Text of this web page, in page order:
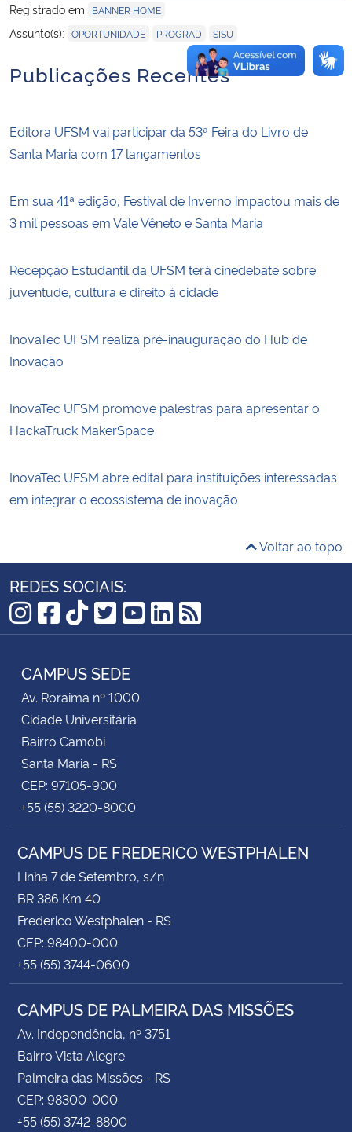
Registrado em
BANNER HOME
Assunto(s): OPORTUNIDADE PROGRAD SISU
Publicações Recentes
Editora UFSM vai participar da 53ª Feira do Livro de
Santa Maria com 17 lançamentos
Em sua 41ª edição, Festival de Inverno impactou mais de
3 mil pessoas em Vale Vêneto e Santa Maria
Recepção Estudantil da UFSM terá cinedebate sobre
juventude, cultura e direito à cidade
InovaTec UFSM realiza pré-inauguração do Hub de
Inovação
InovaTec UFSM promove palestras para apresentar o
HackaTruck MakerSpace
InovaTec UFSM abre edital para instituições interessadas
em integrar o ecossistema de inovação
Voltar ao topo
REDES SOCIAIS:
Instagram
Facebook
TikTok
Twitter
YouTube
LinkedIn
RSS
CAMPUS SEDE
Av. Roraima nº 1000
Cidade Universitária
Bairro Camobi
Santa Maria - RS
CEP: 97105-900
+55 (55) 3220-8000
CAMPUS DE FREDERICO WESTPHALEN
Linha 7 de Setembro, s/n
BR 386 Km 40
Frederico Westphalen - RS
CEP: 98400-000
+55 (55) 3744-0600
CAMPUS DE PALMEIRA DAS MISSÕES
Av. Independência, nº 3751
Bairro Vista Alegre
Palmeira das Missões - RS
CEP: 98300-000
+55 (55) 3742-8800